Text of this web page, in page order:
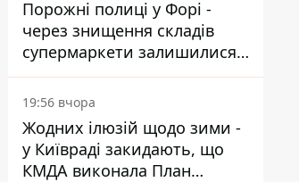
Порожні полиці у Форі -
через знищення складів
супермаркети залишилися
без асортименту
19:56 вчора
Жодних ілюзій щодо зими -
у Київраді закидають, що
КМДА виконала План